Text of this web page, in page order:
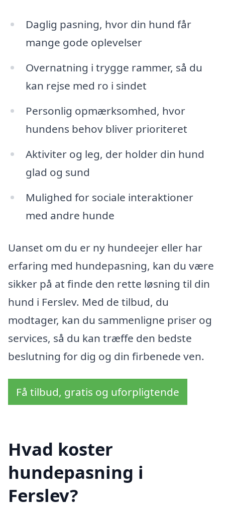
Daglig pasning, hvor din hund får
mange gode oplevelser
Overnatning i trygge rammer, så du
kan rejse med ro i sindet
Personlig opmærksomhed, hvor
hundens behov bliver prioriteret
Aktiviter og leg, der holder din hund
glad og sund
Mulighed for sociale interaktioner
med andre hunde
Uanset om du er ny hundeejer eller har
erfaring med hundepasning, kan du være
sikker på at finde den rette løsning til din
hund i Ferslev. Med de tilbud, du
modtager, kan du sammenligne priser og
services, så du kan træffe den bedste
beslutning for dig og din firbenede ven.
Få tilbud, gratis og uforpligtende
Hvad koster
hundepasning i
Ferslev?